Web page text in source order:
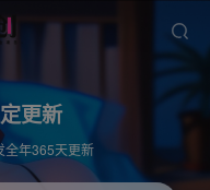
更新
全年365天更新